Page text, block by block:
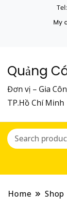
My
Quảng
Đơn vị – Gia
TP.Hồ Chí Minh
Home Shop